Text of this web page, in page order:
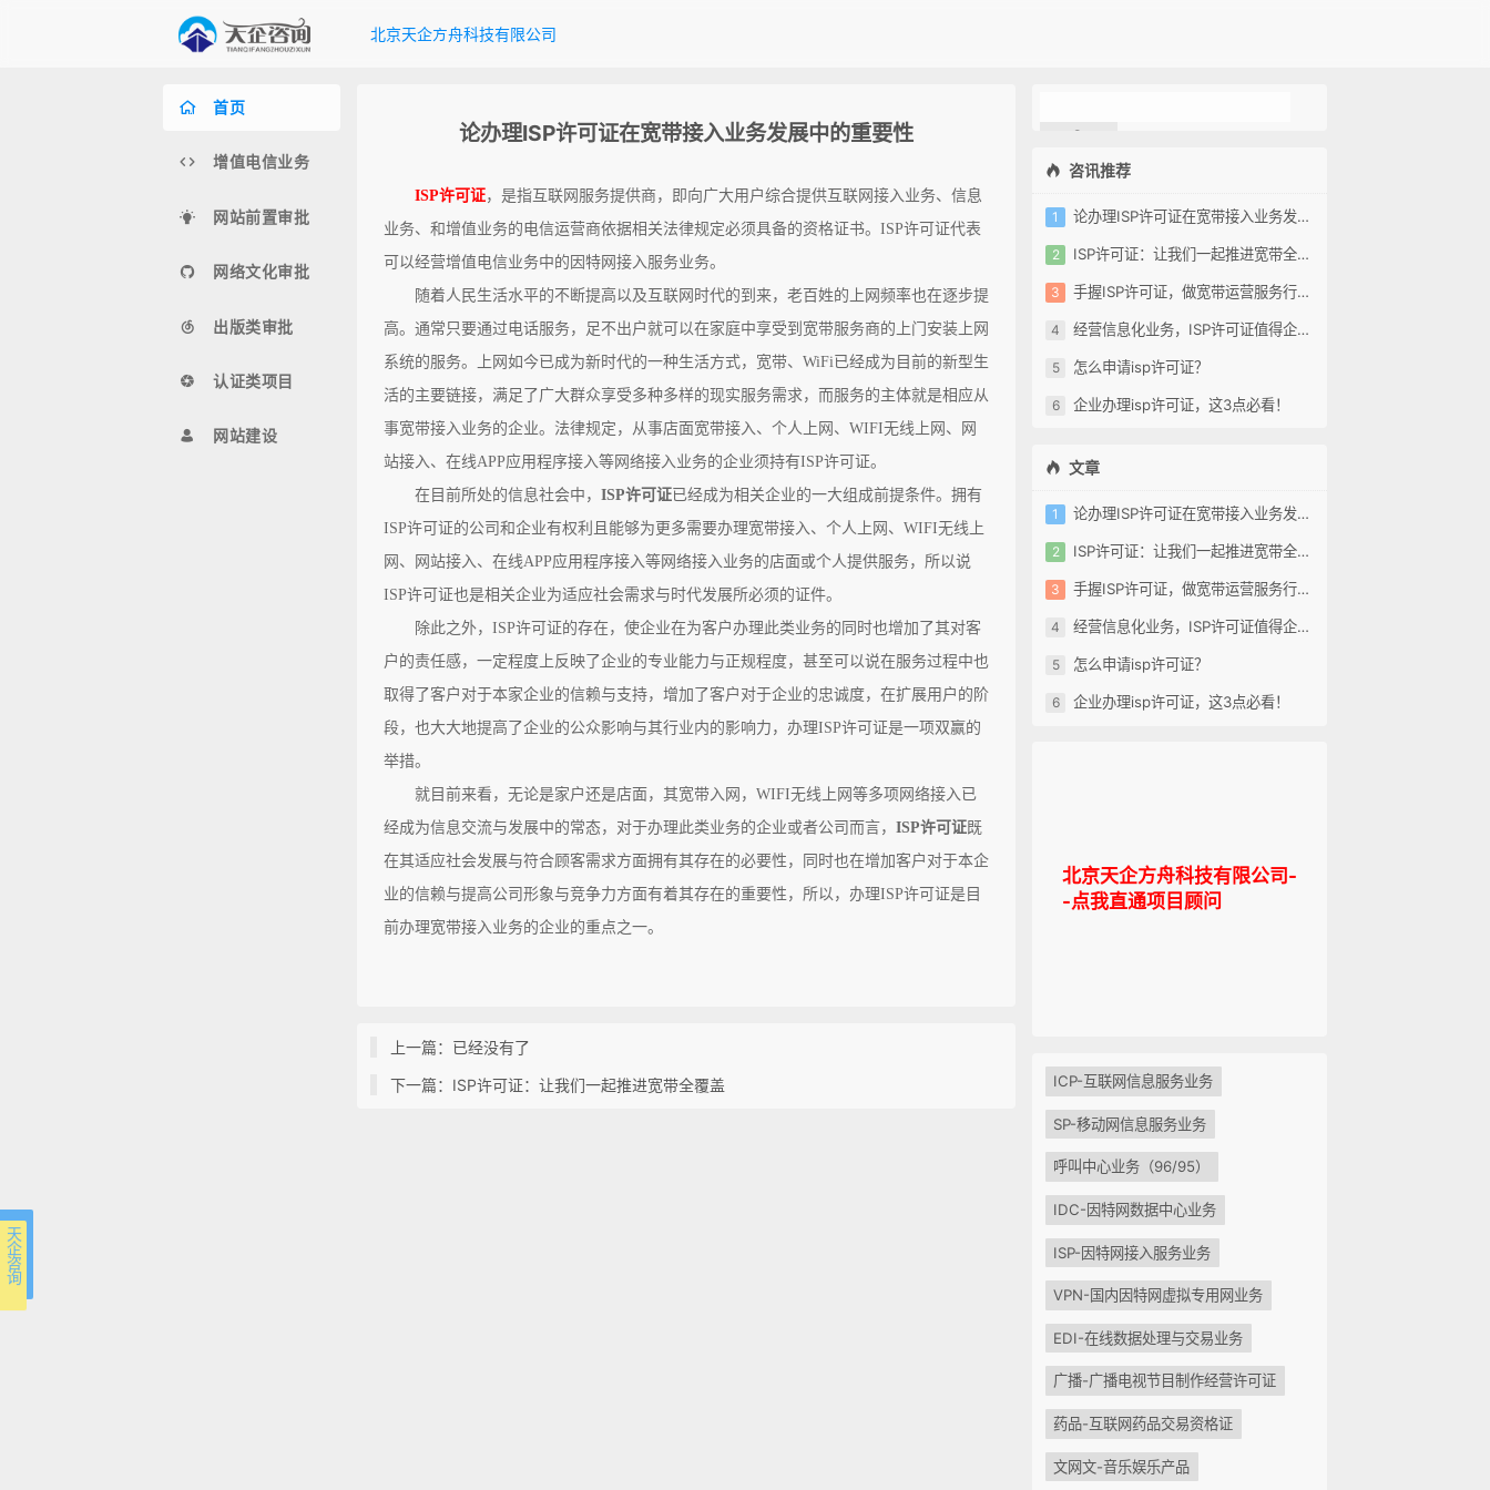
天 企 咨 询
北京天企方舟科技有限公司
首页
增值电信业务
网站前置审批
网络文化审批
出版类审批
认证类项目
网站建设
论办理ISP许可证在宽带接入业务发展中的重要性
ISP许可证，是指互联网服务提供商，即向广大用户综合提供互联网接入业务、信息
业务、和增值业务的电信运营商依据相关法律规定必须具备的资格证书。ISP许可证代表
可以经营增值电信业务中的因特网接入服务业务。
随着人民生活水平的不断提高以及互联网时代的到来，老百姓的上网频率也在逐步提
高。通常只要通过电话服务，足不出户就可以在家庭中享受到宽带服务商的上门安装上网
系统的服务。上网如今已成为新时代的一种生活方式，宽带、WiFi已经成为目前的新型生
活的主要链接，满足了广大群众享受多种多样的现实服务需求，而服务的主体就是相应从
事宽带接入业务的企业。法律规定，从事店面宽带接入、个人上网、WIFI无线上网、网
站接入、在线APP应用程序接入等网络接入业务的企业须持有ISP许可证。
在目前所处的信息社会中， ISP许可证已经成为相关企业的一大组成前提条件。拥有
ISP许可证的公司和企业有权利且能够为更多需要办理宽带接入、个人上网、WIFI无线上
网、网站接入、在线APP应用程序接入等网络接入业务的店面或个人提供服务，所以说
ISP许可证也是相关企业为适应社会需求与时代发展所必须的证件。
除此之外，ISP许可证的存在，使企业在为客户办理此类业务的同时也增加了其对客
户的责任感，一定程度上反映了企业的专业能力与正规程度，甚至可以说在服务过程中也
取得了客户对于本家企业的信赖与支持，增加了客户对于企业的忠诚度，在扩展用户的阶
段，也大大地提高了企业的公众影响与其行业内的影响力，办理ISP许可证是一项双赢的
举措。
就目前来看，无论是家户还是店面，其宽带入网，WIFI无线上网等多项网络接入已
经成为信息交流与发展中的常态，对于办理此类业务的企业或者公司而言， ISP许可证既
在其适应社会发展与符合顾客需求方面拥有其存在的必要性，同时也在增加客户对于本企
业的信赖与提高公司形象与竞争力方面有着其存在的重要性，所以，办理ISP许可证是目
前办理宽带接入业务的企业的重点之一。
上一篇：已经没有了
下一篇：ISP许可证：让我们一起推进宽带全覆盖
咨讯推荐
论办理ISP许可证在宽带接入业务发展中的重要性
ISP许可证：让我们一起推进宽带全覆盖
手握ISP许可证，做宽带运营服务行业领跑者
经营信息化业务，ISP许可证值得企业拥有
怎么申请isp许可证？
企业办理isp许可证，这3点必看！
文章
论办理ISP许可证在宽带接入业务发展中的重要性
ISP许可证：让我们一起推进宽带全覆盖
手握ISP许可证，做宽带运营服务行业领跑者
经营信息化业务，ISP许可证值得企业拥有
怎么申请isp许可证？
企业办理isp许可证，这3点必看！
北京天企方舟科技有限公司-
-点我直通项目顾问
ICP-互联网信息服务业务
SP-移动网信息服务业务
呼叫中心业务（96/95）
IDC-因特网数据中心业务
ISP-因特网接入服务业务
VPN-国内因特网虚拟专用网业务
EDI-在线数据处理与交易业务
广播-广播电视节目制作经营许可证
药品-互联网药品交易资格证
文网文-音乐娱乐产品